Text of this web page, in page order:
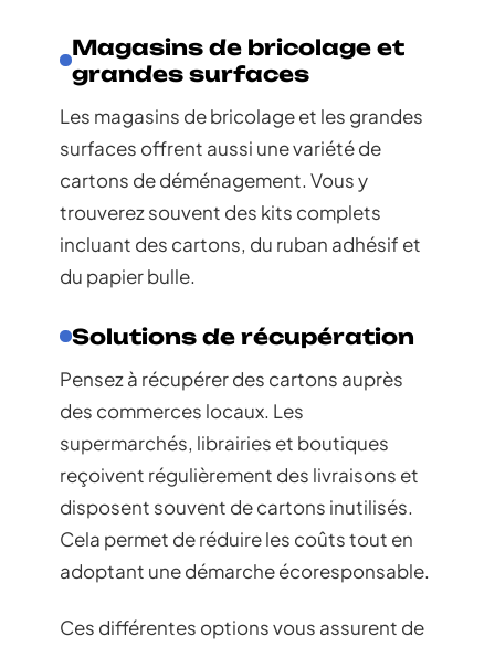
Magasins de bricolage et
grandes surfaces
Les magasins de bricolage et les grandes
surfaces offrent aussi une variété de
cartons de déménagement. Vous y
trouverez souvent des kits complets
incluant des cartons, du ruban adhésif et
du papier bulle.
Solutions de récupération
Pensez à récupérer des cartons auprès
des commerces locaux. Les
supermarchés, librairies et boutiques
reçoivent régulièrement des livraisons et
disposent souvent de cartons inutilisés.
Cela permet de réduire les coûts tout en
adoptant une démarche écoresponsable.
Ces différentes options vous assurent de